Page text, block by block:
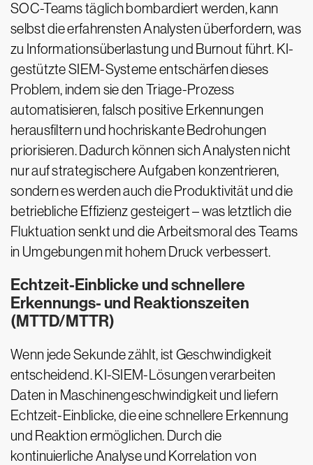
SOC-Teams täglich bombardiert werden, kann
selbst die erfahrensten Analysten überfordern, was
zu Informationsüberlastung und Burnout führt. KI-
gestützte SIEM-Systeme entschärfen dieses
Problem, indem sie den Triage-Prozess
automatisieren, falsch positive Erkennungen
herausfiltern und hochriskante Bedrohungen
priorisieren. Dadurch können sich Analysten nicht
nur auf strategischere Aufgaben konzentrieren,
sondern es werden auch die Produktivität und die
betriebliche Effizienz gesteigert – was letztlich die
Fluktuation senkt und die Arbeitsmoral des Teams
in Umgebungen mit hohem Druck verbessert.
Echtzeit-Einblicke und schnellere
Erkennungs- und Reaktionszeiten
(MTTD/MTTR)
Wenn jede Sekunde zählt, ist Geschwindigkeit
entscheidend. KI-SIEM-Lösungen verarbeiten
Daten in Maschinengeschwindigkeit und liefern
Echtzeit-Einblicke, die eine schnellere Erkennung
und Reaktion ermöglichen. Durch die
kontinuierliche Analyse und Korrelation von